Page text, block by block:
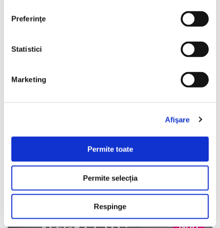
Preferinţe
Statistici
Marketing
Afişare
Permite toate
Permite selecția
Respinge
Vezi detalii